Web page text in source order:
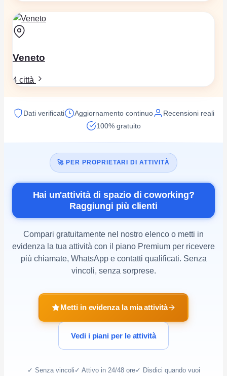
Veneto
4 città
Dati verificati Aggiornamento continuo
Recensioni reali
100% gratuito
🚀 PER PROPRIETARI DI ATTIVITÀ
Hai un'attività di spazio di coworking?
Raggiungi più clienti
Compari gratuitamente nel nostro elenco o metti in
evidenza la tua attività con il piano Premium per ricevere
più chiamate, WhatsApp e contatti qualificati. Senza
vincoli, senza sorprese.
Metti in evidenza la mia attività
Vedi i piani per le attività
✓ Senza vincoli ✓ Attivo in 24/48 ore✓ Disdici quando vuoi